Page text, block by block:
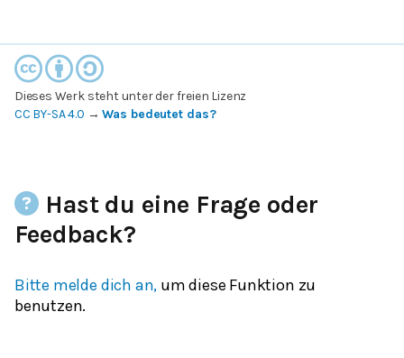
Dieses Werk steht unter der freien Lizenz
CC BY-SA 4.0 →Was bedeutet das?
Hast du eine Frage oder
Feedback?
Bitte melde dich an, um diese Funktion zu
benutzen.